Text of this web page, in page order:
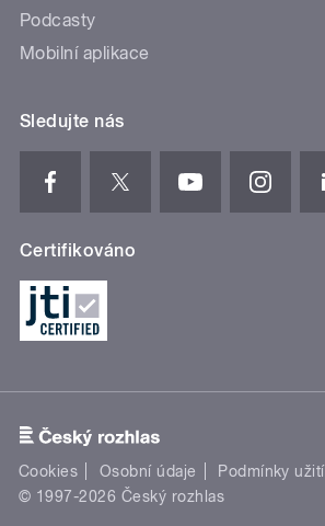
Podcasty
Mobilní aplikace
Sledujte nás
Certifikováno
Cookies Osobní údaje Podmínky užití
© 1997-2026 Český rozhlas